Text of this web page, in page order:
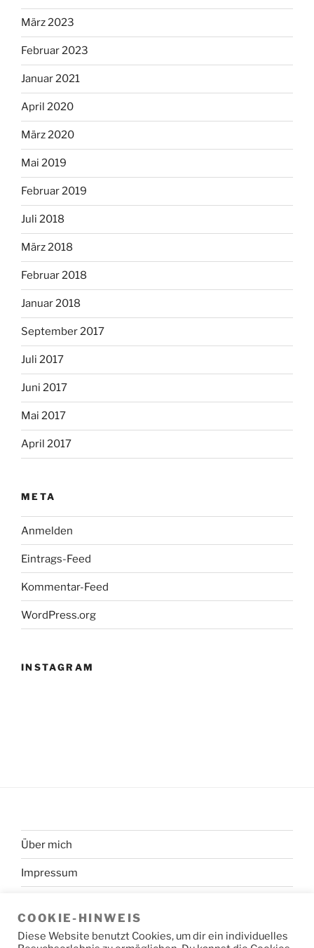
März 2023
Februar 2023
Januar 2021
April 2020
März 2020
Mai 2019
Februar 2019
Juli 2018
März 2018
Februar 2018
Januar 2018
September 2017
Juli 2017
Juni 2017
Mai 2017
April 2017
META
Anmelden
Eintrags-Feed
Kommentar-Feed
WordPress.org
INSTAGRAM
Über mich
Impressum
COOKIE-HINWEIS
Diese Website benutzt Cookies, um dir ein individuelles